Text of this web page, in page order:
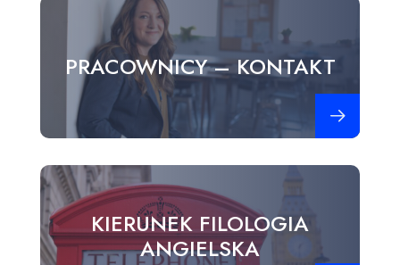
PRACOWNICY – KONTAKT
KIERUNEK FILOLOGIA
ANGIELSKA